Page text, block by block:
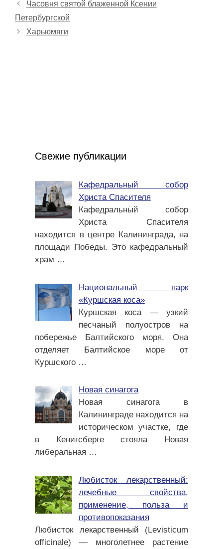
Часовня святой блаженной Ксении
Петербургской
Харьюмяги
Свежие публикации
Кафедральный собор
Христа Спасителя
Кафедральный собор
Христа Спасителя
находится в центре Калининграда, на
площади Победы. Это кафедральный
храм …
Национальный парк
«Куршская коса»
Куршская коса — узкий
песчаный полуостров на
побережье Балтийского моря. Она
отделяет Балтийское море от
Куршского …
Новая синагога
Новая синагога в
Калининграде находится на
историческом участке, где
в Кенигсберге стояла Новая
либеральная …
Любисток лекарственный:
лечебные свойства,
применение, польза и
противопоказания
Любисток лекарственный (Levisticum
officinale) — многолетнее растение